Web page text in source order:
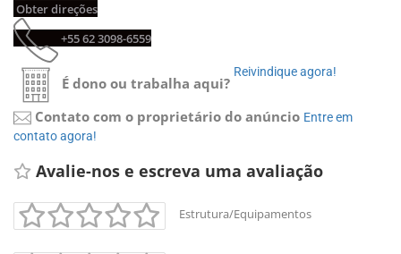
Obter direções
+55 62 3098-6559
É dono ou trabalha aqui?
Reivindique agora!
Contato com o proprietário do anúncio Entre em
contato agora!
Avalie-nos e escreva uma avaliação
Estrutura/Equipamentos